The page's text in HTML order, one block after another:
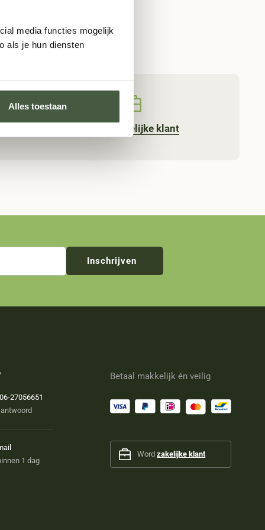
media functies mogelijk
als je hun diensten
Alles toestaan
zakelijke klant
Inschrijven
27056651
1 dag
Betaal makkelijk én veilig
Wordzakelijke klant